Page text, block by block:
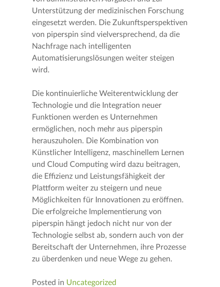
Unterstützung der medizinischen Forschung
eingesetzt werden. Die Zukunftsperspektiven
von piperspin sind vielversprechend, da die
Nachfrage nach intelligenten
Automatisierungslösungen weiter steigen
wird.
Die kontinuierliche Weiterentwicklung der
Technologie und die Integration neuer
Funktionen werden es Unternehmen
ermöglichen, noch mehr aus piperspin
herauszuholen. Die Kombination von
Künstlicher Intelligenz, maschinellem Lernen
und Cloud Computing wird dazu beitragen,
die Effizienz und Leistungsfähigkeit der
Plattform weiter zu steigern und neue
Möglichkeiten für Innovationen zu eröffnen.
Die erfolgreiche Implementierung von
piperspin hängt jedoch nicht nur von der
Technologie selbst ab, sondern auch von der
Bereitschaft der Unternehmen, ihre Prozesse
zu überdenken und neue Wege zu gehen.
Posted in Uncategorized